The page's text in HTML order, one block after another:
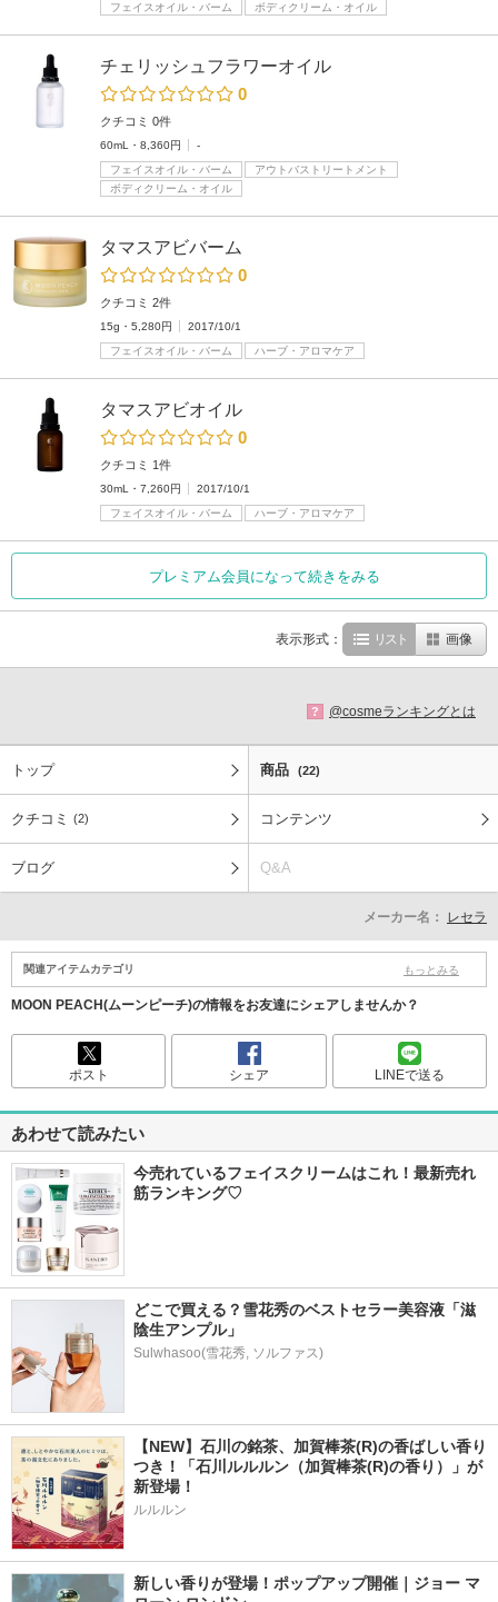
フェイスオイル・バーム
ボディクリーム・オイル
チェリッシュフラワーオイル
0
クチコミ 0件
60mL・8,360円
-
フェイスオイル・バーム
アウトバストリートメント
ボディクリーム・オイル
タマスアビバーム
0
クチコミ 2件
15g・5,280円
2017/10/1
フェイスオイル・バーム
ハーブ・アロマケア
タマスアビオイル
0
クチコミ 1件
30mL・7,260円
2017/10/1
フェイスオイル・バーム
ハーブ・アロマケア
プレミアム会員になって続きをみる
表示形式： リスト 画像
? @cosmeランキングとは
トップ 商品 (22)
クチコミ (2) コンテンツ
ブログ Q&A
メーカー名： レセラ
関連アイテムカテゴリ もっとみる
MOON PEACH(ムーンピーチ)の情報をお友達にシェアしませんか？
ポスト シェア LINEで送る
あわせて読みたい
今売れているフェイスクリームはこれ！最新売れ
筋ランキング♡
どこで買える？雪花秀のベストセラー美容液「滋
陰生アンプル」
Sulwhasoo(雪花秀, ソルファス)
【NEW】石川の銘茶、加賀棒茶(R)の香ばしい香り
つき！「石川ルルルン（加賀棒茶(R)の香り）」が
新登場！
ルルルン
新しい香りが登場！ポップアップ開催｜ジョー マ